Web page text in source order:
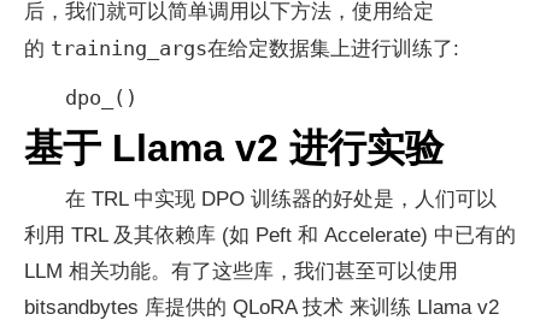
后，我们就可以简单调用以下方法，使用给定
的 training_args在给定数据集上进行训练了:
dpo_()
基于 Llama v2 进行实验
在 TRL 中实现 DPO 训练器的好处是，人们可以
利用 TRL 及其依赖库 (如 Peft 和 Accelerate) 中已有的
LLM 相关功能。有了这些库，我们甚至可以使用
bitsandbytes 库提供的 QLoRA 技术 来训练 Llama v2